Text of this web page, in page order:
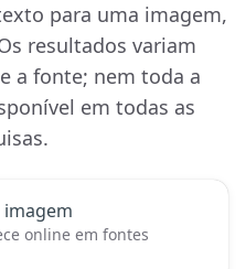
para uma imagem,
resultados variam
a fonte; nem toda a
em todas as
online em fontes